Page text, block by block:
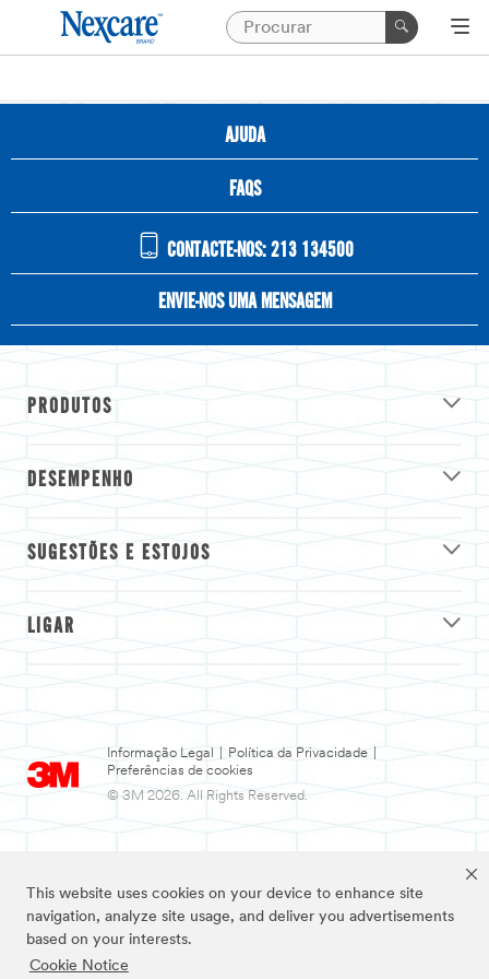
This website uses cookies on your device to enhance site
navigation, analyze site usage, and deliver you advertisements
based on your interests.
Cookie Notice
AJUDA
FAQS
CONTACTE-NOS: 213 134500
ENVIE-NOS UMA MENSAGEM
PRODUTOS
DESEMPENHO
SUGESTÕES E ESTOJOS
LIGAR
Informação Legal Política da Privacidade
Preferências de cookies
© 3M 2026. All Rights Reserved.